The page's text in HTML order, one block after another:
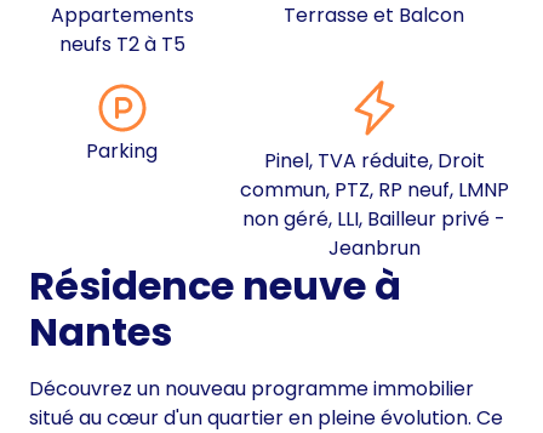
Appartements
neufs T2 à T5
Terrasse et Balcon
Parking
Pinel, TVA réduite, Droit
commun, PTZ, RP neuf, LMNP
non géré, LLI, Bailleur privé -
Jeanbrun
Résidence neuve à
Nantes
Découvrez un nouveau programme immobilier
situé au cœur d'un quartier en pleine évolution. Ce